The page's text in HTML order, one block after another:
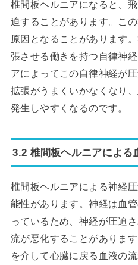
椎間板ヘルニアになると、
迫することがあります。こ
原因となることがあります
張させる働きを持つ自律神
アによってこの自律神経が
拡張がうまくいかなくなり
発生しやすくなるのです。
3.2 椎間板ヘルニアによる
椎間板ヘルニアによる神経
能性があります。神経は血
っているため、神経が圧迫
流が悪化することがありま
を介して心臓に戻る血液の